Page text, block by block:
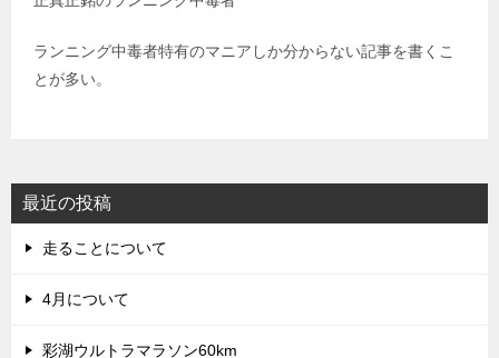
ランニング中毒者特有のマニアしか分からない記事を書くこ
とが多い。
最近の投稿
走ることについて
4月について
彩湖ウルトラマラソン60km